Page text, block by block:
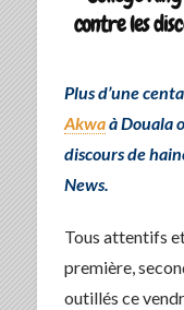
contre les
Plus d’une
Akwaà Douala
discours de
News.
Tous attentifs
première,
outillés ce